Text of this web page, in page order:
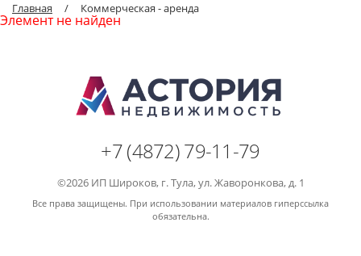
Главная / Коммерческая - аренда
Элемент не найден
+7 (4872) 79-11-79
©2026 ИП Широков, г. Тула, ул. Жаворонкова, д. 1
Все права защищены. При использовании материалов гиперссылка
обязательна.